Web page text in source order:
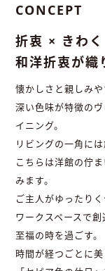
CONCEPT
折衷 × きわく
和洋折衷が織
懐かしさと親しみ
深い色味が特徴の
イニング。
リビングの一角に
こちらは洋館の佇
みます。
ご主人がゆったり
ワークスペースで
至福の時を過ごす。
時間が経つごとに